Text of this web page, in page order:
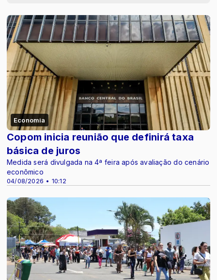
Economia
04/08/2026 • 10:12
Copom inicia reunião que definirá taxa
básica de juros
Medida será divulgada na 4ª feira após avaliação do cenário
econômico